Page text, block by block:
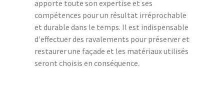
apporte toute son expertise et ses
compétences pour un résultat irréprochable
et durable dans le temps. Il est indispensable
d'effectuer des ravalements pour préserver et
restaurer une façade et les matériaux utilisés
seront choisis en conséquence.